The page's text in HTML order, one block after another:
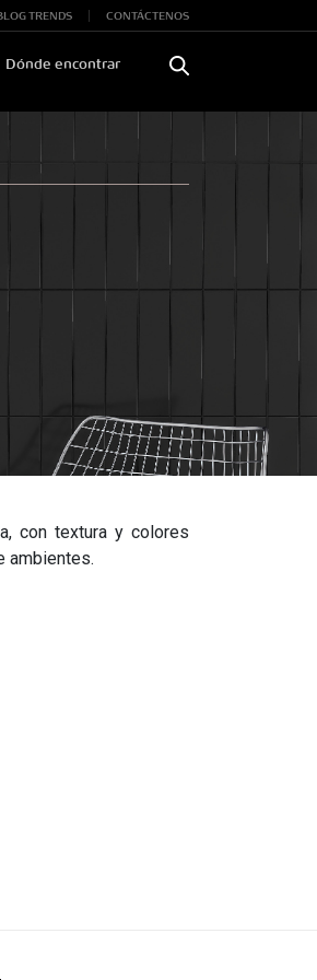
TRENDS CONTÁCTENOS
Dónde encontrar
con textura y colores
ambientes.